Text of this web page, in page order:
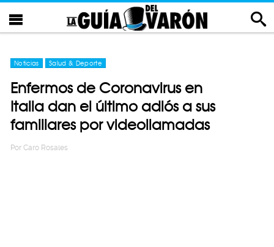
Noticias Salud & Deporte
Enfermos de Coronavirus en
Italia dan el último adiós a sus
familiares por videollamadas
Por Caro Rosales